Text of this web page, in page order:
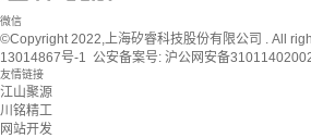
微信
©Copyright 2022,上海矽睿科技股份有限公司 . All
13014867号-1 公安备案号: 沪公网安备
友情链接
江山聚源
川铭精工
网站开发